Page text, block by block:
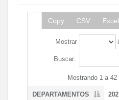
Copy CSV Excel
Mostrar
Buscar:
Mostrando 1 a
DEPARTAMENTOS